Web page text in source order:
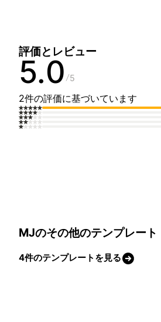
評価とレビュー
5.0 5
2件の評価に基づいています
MJのその他のテンプレート
4件のテンプレートを見る